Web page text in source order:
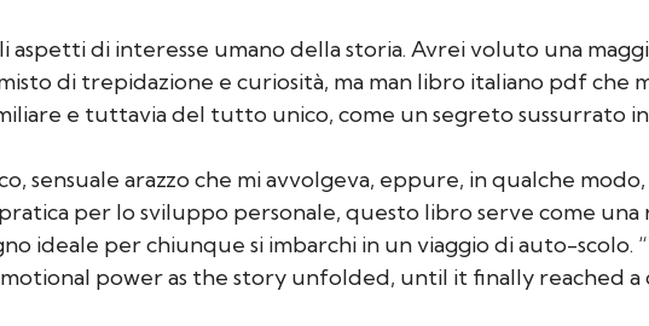
aspetti di interesse umano della storia. Avrei voluto una
di trepidazione e curiosità, ma man libro italiano pdf che
e tuttavia del tutto unico, come un segreto sussurrato
sensuale arazzo che mi avvolgeva, eppure, in qualche
per lo sviluppo personale, questo libro serve come una
ideale per chiunque si imbarchi in un viaggio di auto-scolo.
power as the story unfolded, until it finally reached